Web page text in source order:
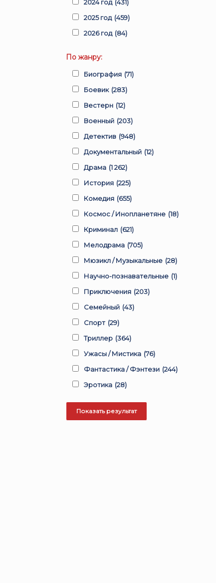
2024 год (431)
2025 год (459)
2026 год (84)
По жанру:
Биография (71)
Боевик (283)
Вестерн (12)
Военный (203)
Детектив (948)
Документальный (12)
Драма (1 262)
История (225)
Комедия (655)
Космос / Инопланетяне (18)
Криминал (621)
Мелодрама (705)
Мюзикл / Музыкальные (28)
Научно-познавательные (1)
Приключения (203)
Семейный (43)
Спорт (29)
Триллер (364)
Ужасы / Мистика (76)
Фантастика / Фэнтези (244)
Эротика (28)